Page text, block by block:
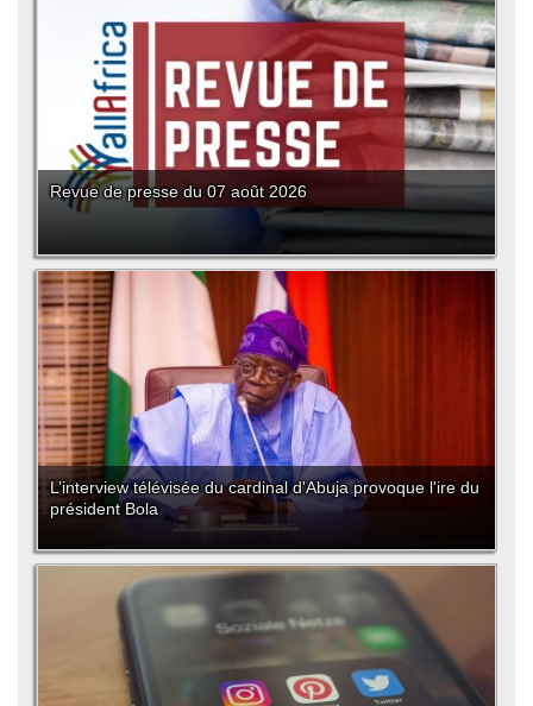
Revue de presse du 07 août 2026
L’interview télévisée du cardinal d'Abuja provoque l'ire du
président Bola